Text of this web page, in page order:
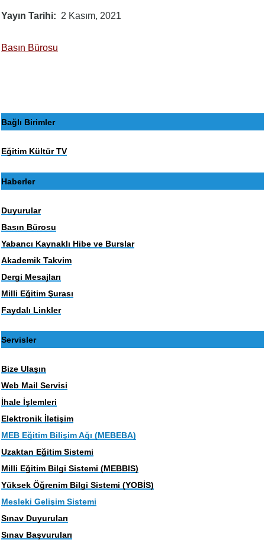
Yayın Tarihi 2 Kasım, 2021
Basın Bürosu
Bağlı Birimler
Eğitim Kültür TV
Haberler
Duyurular
Basın Bürosu
Yabancı Kaynaklı Hibe ve Burslar
Akademik Takvim
Dergi Mesajları
Milli Eğitim Şurası
Faydalı Linkler
Servisler
Bize Ulaşın
Web Mail Servisi
İhale İşlemleri
Elektronik İletişim
MEB Eğitim Bilişim Ağı (MEBEBA)
Uzaktan Eğitim Sistemi
Milli Eğitim Bilgi Sistemi (MEBBIS)
Yüksek Öğrenim Bilgi Sistemi (YOBİS)
Mesleki Gelişim Sistemi
Sınav Duyuruları
Sınav Başvuruları